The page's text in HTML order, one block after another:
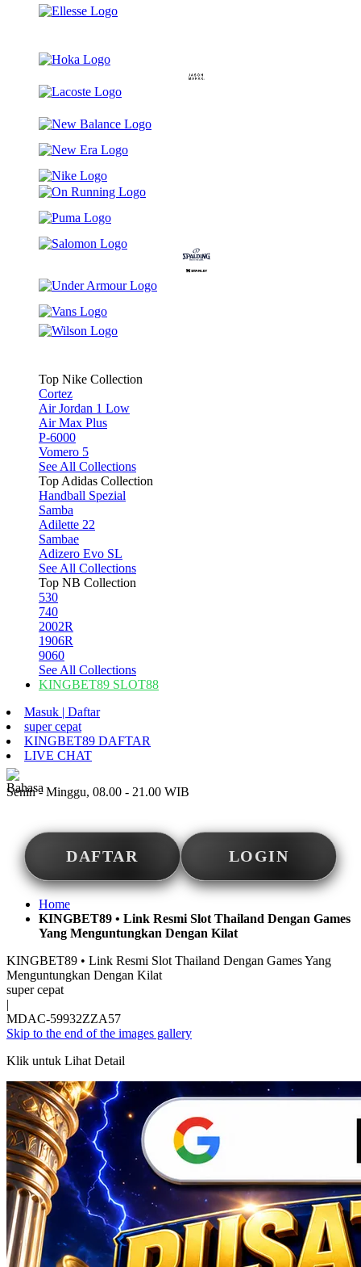
Top Nike Collection
Cortez
Air Jordan 1 Low
Air Max Plus
P-6000
Vomero 5
See All Collections
Top Adidas Collection
Handball Spezial
Samba
Adilette 22
Sambae
Adizero Evo SL
See All Collections
Top NB Collection
530
740
2002R
1906R
9060
See All Collections
KINGBET89 SLOT88
Masuk | Daftar
super cepat
KINGBET89 DAFTAR
LIVE CHAT
Senin - Minggu, 08.00 - 21.00 WIB
DAFTAR LOGIN
Home
KINGBET89 • Link Resmi Slot Thailand Dengan Games
Yang Menguntungkan Dengan Kilat
KINGBET89 • Link Resmi Slot Thailand Dengan Games Yang
Menguntungkan Dengan Kilat
super cepat
|
MDAC-59932ZZA57
Skip to the end of the images gallery
Klik untuk Lihat Detail